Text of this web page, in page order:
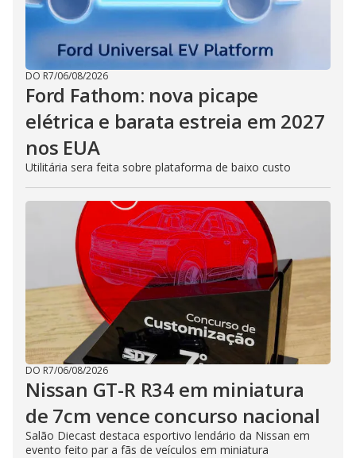
DO R7/06/08/2026
Ford Fathom: nova picape
elétrica e barata estreia em 2027
nos EUA
Utilitária sera feita sobre plataforma de baixo custo
DO R7/06/08/2026
Nissan GT-R R34 em miniatura
de 7cm vence concurso nacional
Salão Diecast destaca esportivo lendário da Nissan em
evento feito par a fãs de veículos em miniatura